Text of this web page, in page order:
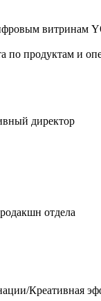
витринам
по продуктам и
директор
отдела
Креативная